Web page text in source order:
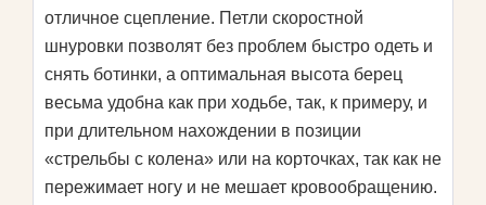
отличное сцепление. Петли скоростной
шнуровки позволят без проблем быстро одеть и
снять ботинки, а оптимальная высота берец
весьма удобна как при ходьбе, так, к примеру, и
при длительном нахождении в позиции
«стрельбы с колена» или на корточках, так как не
пережимает ногу и не мешает кровообращению.